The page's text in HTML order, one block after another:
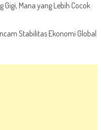
Gigi, Mana yang Lebih Cocok
Stabilitas Ekonomi Global